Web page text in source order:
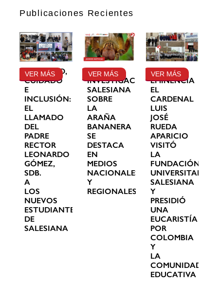
Publicaciones Recientes
GRATITUD,
CUIDADO
E
INCLUSIÓN:
EL
LLAMADO
DEL
PADRE
RECTOR
LEONARDO
GÓMEZ,
SDB.
A
LOS
NUEVOS
ESTUDIANTES
DE
SALESIANA
VER MÁS
LA
INVESTIGACIÓN
SALESIANA
SOBRE
LA
ARAÑA
BANANERA
SE
DESTACA
EN
MEDIOS
NACIONALES
Y
REGIONALES
VER MÁS
SU
EMINENCIA
EL
CARDENAL
LUIS
JOSÉ
RUEDA
APARICIO
VISITÓ
LA
FUNDACIÓN
UNIVERSITARIA
SALESIANA
Y
PRESIDIÓ
UNA
EUCARISTÍA
POR
COLOMBIA
Y
LA
COMUNIDAD
EDUCATIVA
VER MÁS